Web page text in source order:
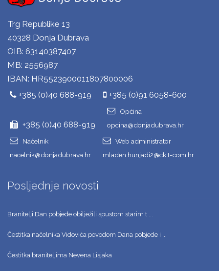
Trg Republike 13
40328 Donja Dubrava
OIB: 63140387407
MB: 2556987
IBAN: HR5523900011807800006
+385 (0)40 688-919
+385 (0)91 6058-600
+385 (0)40 688-919
Općina
opcina@donjadubrava.hr
Načelnik
nacelnik@donjadubrava.hr
Web administrator
mladen.hunjadi2@ck.t-com.hr
Posljednje novosti
Branitelji Dan pobjede obilježili spustom starim t ...
Čestitka načelnika Vidovića povodom Dana pobjede i ...
Čestitka braniteljima Nevena Lisjaka